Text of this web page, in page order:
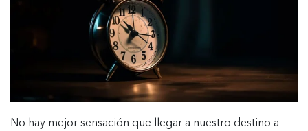
No hay mejor sensación que llegar a nuestro destino a